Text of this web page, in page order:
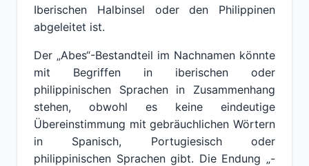
Iberischen Halbinsel oder den Philippinen
abgeleitet ist.
Der „Abes“-Bestandteil im Nachnamen könnte
mit Begriffen in iberischen oder
philippinischen Sprachen in Zusammenhang
stehen, obwohl es keine eindeutige
Übereinstimmung mit gebräuchlichen Wörtern
in Spanisch, Portugiesisch oder
philippinischen Sprachen gibt. Die Endung „-